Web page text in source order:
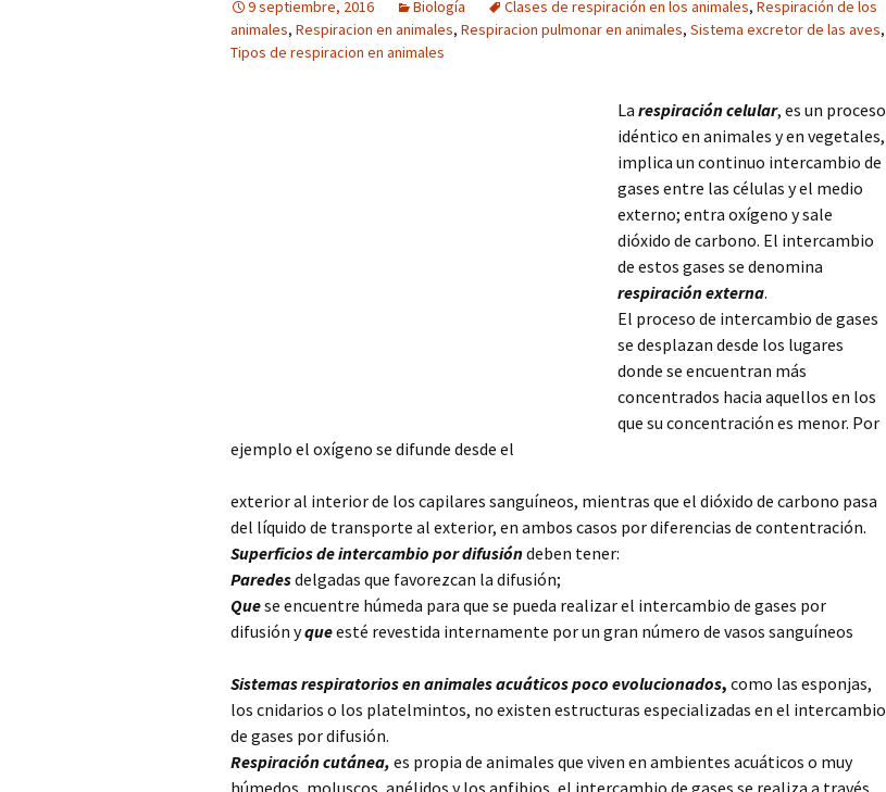
9 septiembre, 2016 Biología Clases de respiración en los animales, Respiración de los
animales, Respiracion en animales, Respiracion pulmonar en animales, Sistema excretor de las aves,
Tipos de respiracion en animales
La respiración celular, es un proceso
idéntico en animales y en vegetales,
implica un continuo intercambio de
gases entre las células y el medio
externo; entra oxígeno y sale
dióxido de carbono. El intercambio
de estos gases se denomina
respiración externa.
El proceso de intercambio de gases
se desplazan desde los lugares
donde se encuentran más
concentrados hacia aquellos en los
que su concentración es menor. Por
ejemplo el oxígeno se difunde desde el
exterior al interior de los capilares sanguíneos, mientras que el dióxido de carbono pasa
del líquido de transporte al exterior, en ambos casos por diferencias de contentración.
Superficios de intercambio por difusióndeben tener:
Paredesdelgadas que favorezcan la difusión;
Quese encuentre húmeda para que se pueda realizar el intercambio de gases por
difusión yqueesté revestida internamente por un gran número de vasos sanguíneos
Sistemas respiratorios en animales acuáticos poco evolucionados, como las esponjas,
los cnidarios o los platelmintos, no existen estructuras especializadas en el intercambio
de gases por difusión.
Respiración cutánea, es propia de animales que viven en ambientes acuáticos o muy
húmedos, moluscos, anélidos y los anfibios, el intercambio de gases se realiza a través